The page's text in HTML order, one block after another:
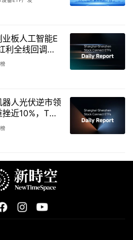
板人工智能E
利全线回调，
-20260804
人光伏逆市领
近10%，TM